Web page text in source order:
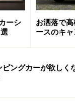
ワンボックスバン
とつめが日産の
ーシ
お洒落で
ースのキ
ピングカーが欲しく